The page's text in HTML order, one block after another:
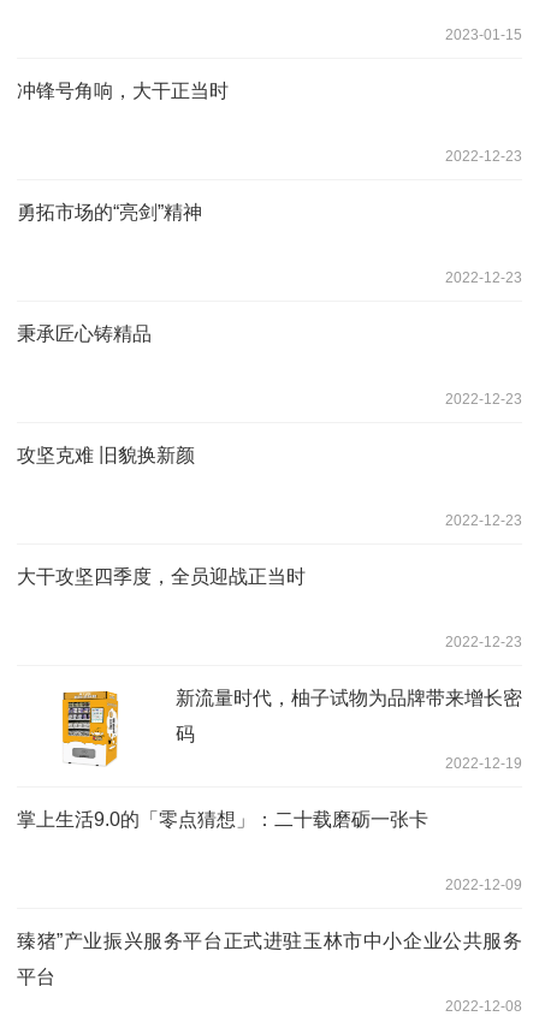
2023-01-15
冲锋号角响，大干正当时
2022-12-23
勇拓市场的“亮剑”精神
2022-12-23
秉承匠心铸精品
2022-12-23
攻坚克难 旧貌换新颜
2022-12-23
大干攻坚四季度，全员迎战正当时
2022-12-23
新流量时代，柚子试物为品牌带来增长密
码
2022-12-19
掌上生活9.0的「零点猜想」：二十载磨砺一张卡
2022-12-09
臻猪”产业振兴服务平台正式进驻玉林市中小企业公共服务
平台
2022-12-08